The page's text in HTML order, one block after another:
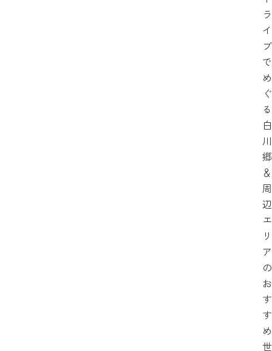
ラ
イ
ブ
で
め
ぐ
る
白
川
郷
＆
周
辺
エ
リ
ア
の
お
す
す
め
世